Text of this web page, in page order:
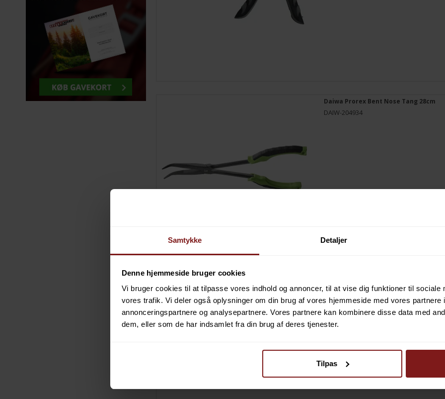
Samtykke Detaljer
Denne hjemmeside bruger cookies
Vi bruger cookies til at tilpasse vores indhold og annoncer, til at vise dig funktioner til sociale
vores trafik. Vi deler også oplysninger om din brug af vores hjemmeside med vores partnere
annonceringspartnere og analysepartnere. Vores partnere kan kombinere disse data med
dem, eller som de har indsamlet fra din brug af deres tjenester.
Tilpas
Daiwa Prorex Bent Nose Tang 28cm
DAIW-204934
DAIW-204937